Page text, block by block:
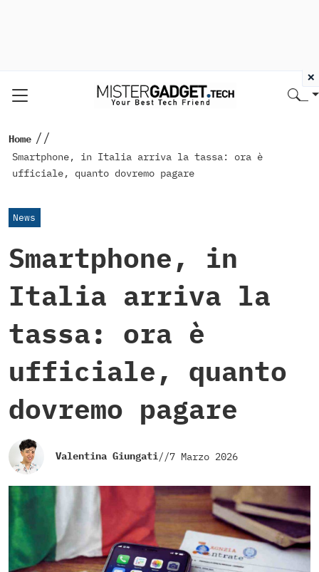
Home //
Smartphone, in Italia arriva la tassa: ora è
ufficiale, quanto dovremo pagare
News
Smartphone, in
Italia arriva la
tassa: ora è
ufficiale, quanto
dovremo pagare
Valentina Giungati//7 Marzo 2026
×